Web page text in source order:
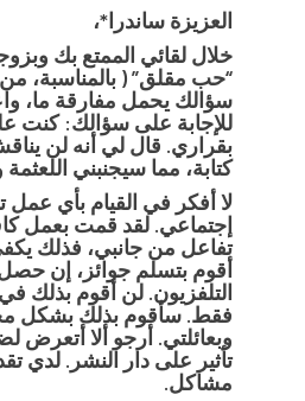
العزيزة ساندرا*،
خلال لقائي الممتع بك
“حب مقلق” ( بالمناسبة، من
سؤالك يحمل مفارقة ما،
للإجابة على سؤالك: كنت
بقراري. قال لي أنه لن
كتابة، مما سيجنبني
لا أفكر في القيام بأي
إجتماعي. لقد قمت بعمل
تفاعل من جانبي، فذلك
أقوم بتسلم جوائز، إن
التلفزيون. لن أقوم بذلك
فقط. سأقوم بذلك بشكل
وبعائلتي. أرجو ألا
تأثير على دار النشر. لدي
مشاكل.